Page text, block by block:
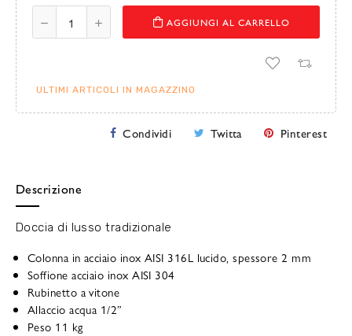
AGGIUNGI AL CARRELLO
ULTIMI ARTICOLI IN MAGAZZINO
Condividi Twitta Pinterest
Descrizione
Doccia di lusso tradizionale
Colonna in acciaio inox AISI 316L lucido, spessore 2 mm
Soffione acciaio inox AISI 304
Rubinetto a vitone
Allaccio acqua 1/2”
Peso 11 kg